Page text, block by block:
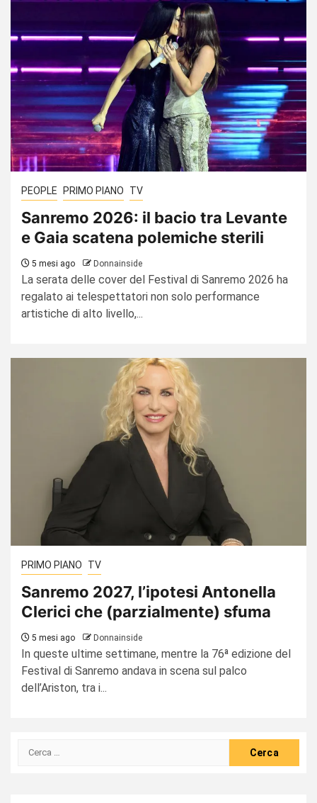
PEOPLE PRIMO PIANO TV
Sanremo 2026: il bacio tra Levante
e Gaia scatena polemiche sterili
5 mesi ago Donnainside
La serata delle cover del Festival di Sanremo 2026 ha
regalato ai telespettatori non solo performance
artistiche di alto livello,...
PRIMO PIANO TV
Sanremo 2027, l’ipotesi Antonella
Clerici che (parzialmente) sfuma
5 mesi ago Donnainside
In queste ultime settimane, mentre la 76ª edizione del
Festival di Sanremo andava in scena sul palco
dell’Ariston, tra i...
Ricerca